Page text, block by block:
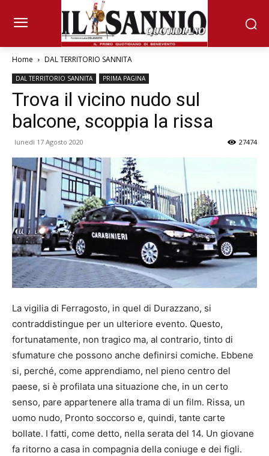
Home DAL TERRITORIO SANNITA
DAL TERRITORIO SANNITA PRIMA PAGINA
Trova il vicino nudo sul
balcone, scoppia la rissa
lunedì 17 Agosto 2020 27474
La vigilia di Ferragosto, in quel di Durazzano, si
contraddistingue per un ulteriore evento. Questo,
fortunatamente, non tragico ma, al contrario, tinto di
sfumature che possono anche definirsi comiche. Ebbene
si, perché, come apprendiamo, nel pieno centro del
paese, si è profilata una situazione che, in un certo
senso, pare appartenere alla trama di un film. Rissa, un
uomo nudo, Pronto soccorso e, quindi, tante carte
bollate. I fatti, come detto, nella serata del 14. Un giovane
fa ritorno a casa in compagnia della coniuge e dei figli.